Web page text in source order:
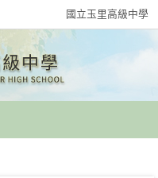
國立玉里高級中學